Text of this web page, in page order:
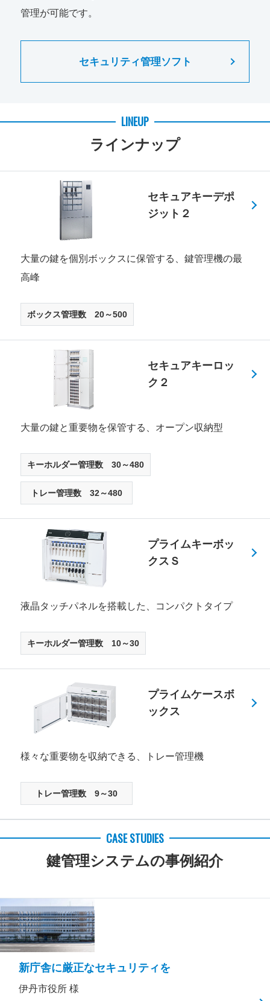
管理が可能です。
セキュリティ管理ソフト
LINEUP
ラインナップ
セキュアキーデポ
ジット２
大量の鍵を個別ボックスに保管する、鍵管理機の最
高峰
ボックス管理数 20～500
セキュアキーロッ
ク２
大量の鍵と重要物を保管する、オープン収納型
キーホルダー管理数 30～480
トレー管理数 32～480
プライムキーボッ
クスＳ
液晶タッチパネルを搭載した、コンパクトタイプ
キーホルダー管理数 10～30
プライムケースボ
ックス
様々な重要物を収納できる、トレー管理機
トレー管理数 9～30
CASE STUDIES
鍵管理システムの事例紹介
新庁舎に厳正なセキュリティを
伊丹市役所 様